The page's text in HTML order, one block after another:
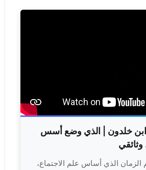
خلدون | الذي وضع أسس
وثائقي
الزمان الذي أساس علم الاجتماع،